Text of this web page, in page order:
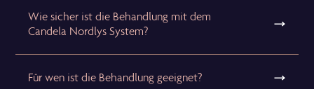
Wie sicher ist die Behandlung mit dem
Candela Nordlys System?
Für wen ist die Behandlung geeignet?